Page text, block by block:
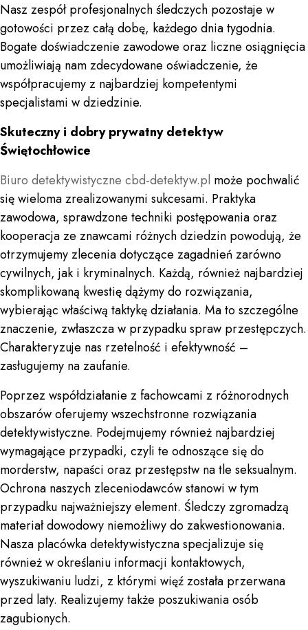
Nasz zespół profesjonalnych śledczych pozostaje w
gotowości przez całą dobę, każdego dnia tygodnia.
Bogate doświadczenie zawodowe oraz liczne osiągnięcia
umożliwiają nam zdecydowane oświadczenie, że
współpracujemy z najbardziej kompetentymi
specjalistami w dziedzinie.
Skuteczny i dobry prywatny detektyw
Świętochłowice
Biuro detektywistyczne cbd-detektyw.pl może pochwalić
się wieloma zrealizowanymi sukcesami. Praktyka
zawodowa, sprawdzone techniki postępowania oraz
kooperacja ze znawcami różnych dziedzin powodują, że
otrzymujemy zlecenia dotyczące zagadnień zarówno
cywilnych, jak i kryminalnych. Każdą, również najbardziej
skomplikowaną kwestię dążymy do rozwiązania,
wybierając właściwą taktykę działania. Ma to szczególne
znaczenie, zwłaszcza w przypadku spraw przestępczych.
Charakteryzuje nas rzetelność i efektywność –
zasługujemy na zaufanie.
Poprzez współdziałanie z fachowcami z różnorodnych
obszarów oferujemy wszechstronne rozwiązania
detektywistyczne. Podejmujemy również najbardziej
wymagające przypadki, czyli te odnoszące się do
morderstw, napaści oraz przestępstw na tle seksualnym.
Ochrona naszych zleceniodawców stanowi w tym
przypadku najważniejszy element. Śledczy zgromadzą
materiał dowodowy niemożliwy do zakwestionowania.
Nasza placówka detektywistyczna specjalizuje się
również w określaniu informacji kontaktowych,
wyszukiwaniu ludzi, z którymi więź została przerwana
przed laty. Realizujemy także poszukiwania osób
zagubionych.